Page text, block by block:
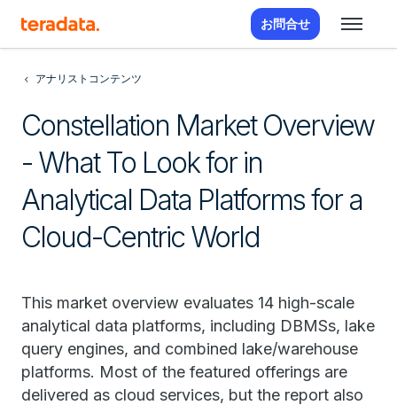
お問合せ
アナリストコンテンツ
Constellation Market Overview
- What To Look for in
Analytical Data Platforms for a
Cloud-Centric World
This market overview evaluates 14 high-scale
analytical data platforms, including DBMSs, lake
query engines, and combined lake/warehouse
platforms. Most of the featured offerings are
delivered as cloud services, but the report also